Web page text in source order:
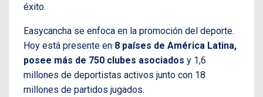
éxito.
Easycancha se enfoca en la promoción del deporte.
Hoy está presente en 8 países de América Latina,
posee más de 750 clubes asociados y 1,6
millones de deportistas activos junto con 18
millones de partidos jugados.